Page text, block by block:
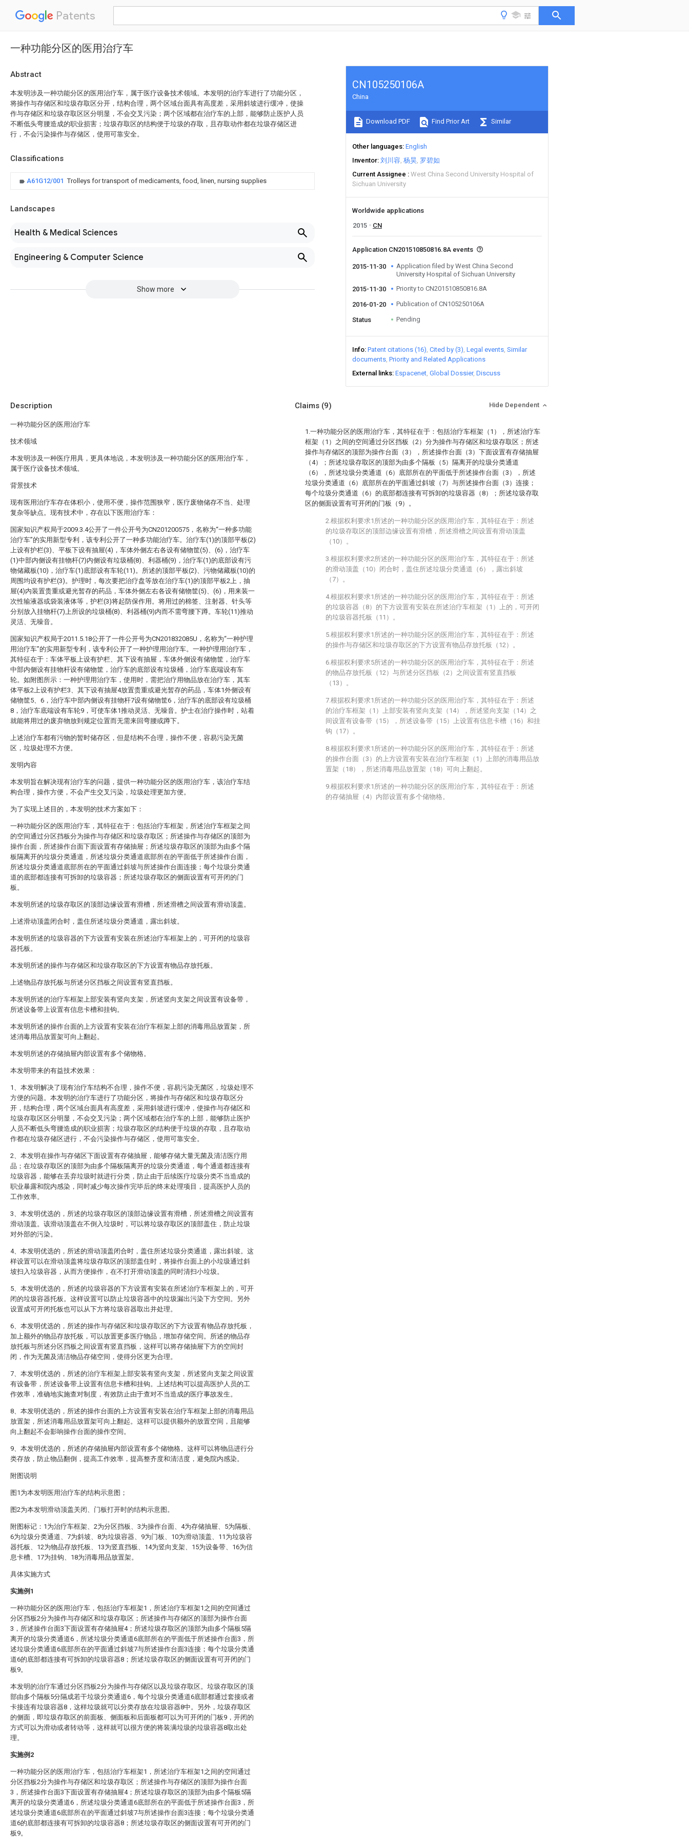
Patents
一种功能分区的医用治疗车
Abstract
本发明涉及一种功能分区的医用治疗车，属于医疗设备技术领域。本发明的治疗车进行了功能分区，
将操作与存储区和垃圾存取区分开，结构合理，两个区域台面具有高度差，采用斜坡进行缓冲，使操
作与存储区和垃圾存取区区分明显，不会交叉污染；两个区域都在治疗车的上部，能够防止医护人员
不断低头弯腰造成的职业损害；垃圾存取区的结构便于垃圾的存取，且存取动作都在垃圾存储区进
行，不会污染操作与存储区，使用可靠安全。
Classifications
A61G12/001 Trolleys for transport of medicaments, food, linen, nursing supplies
Landscapes
Health & Medical Sciences
Engineering & Computer Science
Show more
CN105250106A
China
Download PDF Find Prior Art Similar
Other languages English
Inventor 刘川容 杨昊 罗碧如
Current Assignee
West China Second University Hospital of
Sichuan University
Worldwide applications
2015
CN
Application CN201510850816.8A events
2015-11-30
Application filed by West China Second
University Hospital of Sichuan University
2015-11-30
Priority to CN201510850816.8A
2016-01-20 Publication of CN105250106A
Status Pending
Info Patent citations (16) Cited by (3) Legal events Similar
documents Priority and Related Applications
External links Espacenet Global Dossier Discuss
Description
一种功能分区的医用治疗车
技术领域
本发明涉及一种医疗用具，更具体地说，本发明涉及一种功能分区的医用治疗车，
属于医疗设备技术领域。
背景技术
现有医用治疗车存在体积小，使用不便，操作范围狭窄，医疗废物储存不当、处理
复杂等缺点。现有技术中，存在以下医用治疗车：
国家知识产权局于2009.3.4公开了一件公开号为CN201200575，名称为“一种多功能
治疗车”的实用新型专利，该专利公开了一种多功能治疗车。治疗车(1)的顶部平板(2)
上设有护栏(3)、平板下设有抽屉(4)，车体外侧左右各设有储物筐(5)、(6)，治疗车
(1)中部内侧设有挂物杆(7)内侧设有垃圾桶(8)、利器桶(9)，治疗车(1)的底部设有污
物储藏板(10)，治疗车(1)底部设有车轮(11)。所述的顶部平板(2)、污物储藏板(10)的
周围均设有护栏(3)。护理时，每次要把治疗盘等放在治疗车(1)的顶部平板2上，抽
屉(4)内装置贵重或避光暂存的药品，车体外侧左右各设有储物筐(5)、(6)，用来装一
次性输液器或袋装液体等，护栏(3)将起防保作用。将用过的棉签、注射器、针头等
分别放入挂物杆(7)上所设的垃圾桶(8)、利器桶(9)内而不需弯腰下蹲。车轮(11)推动
灵活、无噪音。
国家知识产权局于2011.5.18公开了一件公开号为CN201832085U，名称为“一种护理
用治疗车”的实用新型专利，该专利公开了一种护理用治疗车。一种护理用治疗车，
其特征在于：车体平板上设有护栏、其下设有抽屉，车体外侧设有储物筐，治疗车
中部内侧设有挂物杆设有储物筐，治疗车的底部设有垃圾桶，治疗车底端设有车
轮。如附图所示：一种护理用治疗车，使用时，需把治疗用物品放在治疗车，其车
体平板2上设有护栏3、其下设有抽屉4放置贵重或避光暂存的药品，车体1外侧设有
储物筐5、6，治疗车中部内侧设有挂物杆7设有储物筐6，治疗车的底部设有垃圾桶
8，治疗车底端设有车轮9，可使车体1推动灵活、无噪音。护士在治疗操作时，站着
就能将用过的废弃物放到规定位置而无需来回弯腰或蹲下。
上述治疗车都有污物的暂时储存区，但是结构不合理，操作不便，容易污染无菌
区，垃圾处理不方便。
发明内容
本发明旨在解决现有治疗车的问题，提供一种功能分区的医用治疗车，该治疗车结
构合理，操作方便，不会产生交叉污染，垃圾处理更加方便。
为了实现上述目的，本发明的技术方案如下：
一种功能分区的医用治疗车，其特征在于：包括治疗车框架，所述治疗车框架之间
的空间通过分区挡板分为操作与存储区和垃圾存取区；所述操作与存储区的顶部为
操作台面，所述操作台面下面设置有存储抽屉；所述垃圾存取区的顶部为由多个隔
板隔离开的垃圾分类通道，所述垃圾分类通道底部所在的平面低于所述操作台面，
所述垃圾分类通道底部所在的平面通过斜坡与所述操作台面连接；每个垃圾分类通
道的底部都连接有可拆卸的垃圾容器；所述垃圾存取区的侧面设置有可开闭的门
板。
本发明所述的垃圾存取区的顶部边缘设置有滑槽，所述滑槽之间设置有滑动顶盖。
上述滑动顶盖闭合时，盖住所述垃圾分类通道，露出斜坡。
本发明所述的垃圾容器的下方设置有安装在所述治疗车框架上的，可开闭的垃圾容
器托板。
本发明所述的操作与存储区和垃圾存取区的下方设置有物品存放托板。
上述物品存放托板与所述分区挡板之间设置有竖直挡板。
本发明所述的治疗车框架上部安装有竖向支架，所述竖向支架之间设置有设备带，
所述设备带上设置有信息卡槽和挂钩。
本发明所述的操作台面的上方设置有安装在治疗车框架上部的消毒用品放置架，所
述消毒用品放置架可向上翻起。
本发明所述的存储抽屉内部设置有多个储物格。
本发明带来的有益技术效果：
1、本发明解决了现有治疗车结构不合理，操作不便，容易污染无菌区，垃圾处理不
方便的问题。本发明的治疗车进行了功能分区，将操作与存储区和垃圾存取区分
开，结构合理，两个区域台面具有高度差，采用斜坡进行缓冲，使操作与存储区和
垃圾存取区区分明显，不会交叉污染；两个区域都在治疗车的上部，能够防止医护
人员不断低头弯腰造成的职业损害；垃圾存取区的结构便于垃圾的存取，且存取动
作都在垃圾存储区进行，不会污染操作与存储区，使用可靠安全。
2、本发明在操作与存储区下面设置有存储抽屉，能够存储大量无菌及清洁医疗用
品；在垃圾存取区的顶部为由多个隔板隔离开的垃圾分类通道，每个通道都连接有
垃圾容器，能够在丢弃垃圾时就进行分类，防止由于后续医疗垃圾分类不当造成的
职业暴露和院内感染，同时减少每次操作完毕后的终末处理项目，提高医护人员的
工作效率。
3、本发明优选的，所述的垃圾存取区的顶部边缘设置有滑槽，所述滑槽之间设置有
滑动顶盖。该滑动顶盖在不倒入垃圾时，可以将垃圾存取区的顶部盖住，防止垃圾
对外部的污染。
4、本发明优选的，所述的滑动顶盖闭合时，盖住所述垃圾分类通道，露出斜坡。这
样设置可以在滑动顶盖将垃圾存取区的顶部盖住时，将操作台面上的小垃圾通过斜
坡扫入垃圾容器，从而方便操作，在不打开滑动顶盖的同时清扫小垃圾。
5、本发明优选的，所述的垃圾容器的下方设置有安装在所述治疗车框架上的，可开
闭的垃圾容器托板。这样设置可以防止垃圾容器中的垃圾漏出污染下方空间。另外
设置成可开闭托板也可以从下方将垃圾容器取出并处理。
6、本发明优选的，所述的操作与存储区和垃圾存取区的下方设置有物品存放托板，
加上额外的物品存放托板，可以放置更多医疗物品，增加存储空间。所述的物品存
放托板与所述分区挡板之间设置有竖直挡板，这样可以将存储抽屉下方的空间封
闭，作为无菌及清洁物品存储空间，使得分区更为合理。
7、本发明优选的，所述的治疗车框架上部安装有竖向支架，所述竖向支架之间设置
有设备带，所述设备带上设置有信息卡槽和挂钩。上述结构可以提高医护人员的工
作效率，准确地实施查对制度，有效防止由于查对不当造成的医疗事故发生。
8、本发明优选的，所述的操作台面的上方设置有安装在治疗车框架上部的消毒用品
放置架，所述消毒用品放置架可向上翻起。这样可以提供额外的放置空间，且能够
向上翻起不会影响操作台面的操作空间。
9、本发明优选的，所述的存储抽屉内部设置有多个储物格。这样可以将物品进行分
类存放，防止物品翻倒，提高工作效率，提高整齐度和清洁度，避免院内感染。
附图说明
图1为本发明医用治疗车的结构示意图；
图2为本发明滑动顶盖关闭、门板打开时的结构示意图。
附图标记：1为治疗车框架、2为分区挡板、3为操作台面、4为存储抽屉、5为隔板、
6为垃圾分类通道、7为斜坡、8为垃圾容器、9为门板、10为滑动顶盖、11为垃圾容
器托板、12为物品存放托板、13为竖直挡板、14为竖向支架、15为设备带、16为信
息卡槽、17为挂钩、18为消毒用品放置架。
具体实施方式
实施例1
一种功能分区的医用治疗车，包括治疗车框架1，所述治疗车框架1之间的空间通过
分区挡板2分为操作与存储区和垃圾存取区；所述操作与存储区的顶部为操作台面
3，所述操作台面3下面设置有存储抽屉4；所述垃圾存取区的顶部为由多个隔板5隔
离开的垃圾分类通道6，所述垃圾分类通道6底部所在的平面低于所述操作台面3，所
述垃圾分类通道6底部所在的平面通过斜坡7与所述操作台面3连接；每个垃圾分类通
道6的底部都连接有可拆卸的垃圾容器8；所述垃圾存取区的侧面设置有可开闭的门
板9。
本发明的治疗车通过分区挡板2分为操作与存储区以及垃圾存取区。垃圾存取区的顶
部由多个隔板5分隔成若干垃圾分类通道6，每个垃圾分类通道6底部都通过套接或者
卡接连有垃圾容器8，这样垃圾就可以分类存放在垃圾容器8中。另外，垃圾存取区
的侧面，即垃圾存取区的前面板、侧面板和后面板都可以为可开闭的门板9，开闭的
方式可以为滑动或者转动等，这样就可以很方便的将装满垃圾的垃圾容器8取出处
理。
实施例2
一种功能分区的医用治疗车，包括治疗车框架1，所述治疗车框架1之间的空间通过
分区挡板2分为操作与存储区和垃圾存取区；所述操作与存储区的顶部为操作台面
3，所述操作台面3下面设置有存储抽屉4；所述垃圾存取区的顶部为由多个隔板5隔
离开的垃圾分类通道6，所述垃圾分类通道6底部所在的平面低于所述操作台面3，所
述垃圾分类通道6底部所在的平面通过斜坡7与所述操作台面3连接；每个垃圾分类通
道6的底部都连接有可拆卸的垃圾容器8；所述垃圾存取区的侧面设置有可开闭的门
板9。
Claims (9) Hide Dependent
1.一种功能分区的医用治疗车，其特征在于：包括治疗车框架（1），所述治疗车
框架（1）之间的空间通过分区挡板（2）分为操作与存储区和垃圾存取区；所述
操作与存储区的顶部为操作台面（3），所述操作台面（3）下面设置有存储抽屉
（4）；所述垃圾存取区的顶部为由多个隔板（5）隔离开的垃圾分类通道
（6），所述垃圾分类通道（6）底部所在的平面低于所述操作台面（3），所述
垃圾分类通道（6）底部所在的平面通过斜坡（7）与所述操作台面（3）连接；
每个垃圾分类通道（6）的底部都连接有可拆卸的垃圾容器（8）；所述垃圾存取
区的侧面设置有可开闭的门板（9）。
2.根据权利要求1所述的一种功能分区的医用治疗车，其特征在于：所述
的垃圾存取区的顶部边缘设置有滑槽，所述滑槽之间设置有滑动顶盖
（10）。
3.根据权利要求2所述的一种功能分区的医用治疗车，其特征在于：所述
的滑动顶盖（10）闭合时，盖住所述垃圾分类通道（6），露出斜坡
（7）。
4.根据权利要求1所述的一种功能分区的医用治疗车，其特征在于：所述
的垃圾容器（8）的下方设置有安装在所述治疗车框架（1）上的，可开闭
的垃圾容器托板（11）。
5.根据权利要求1所述的一种功能分区的医用治疗车，其特征在于：所述
的操作与存储区和垃圾存取区的下方设置有物品存放托板（12）。
6.根据权利要求5所述的一种功能分区的医用治疗车，其特征在于：所述
的物品存放托板（12）与所述分区挡板（2）之间设置有竖直挡板
（13）。
7.根据权利要求1所述的一种功能分区的医用治疗车，其特征在于：所述
的治疗车框架（1）上部安装有竖向支架（14），所述竖向支架（14）之
间设置有设备带（15），所述设备带（15）上设置有信息卡槽（16）和挂
钩（17）。
8.根据权利要求1所述的一种功能分区的医用治疗车，其特征在于：所述
的操作台面（3）的上方设置有安装在治疗车框架（1）上部的消毒用品放
置架（18），所述消毒用品放置架（18）可向上翻起。
9.根据权利要求1所述的一种功能分区的医用治疗车，其特征在于：所述
的存储抽屉（4）内部设置有多个储物格。